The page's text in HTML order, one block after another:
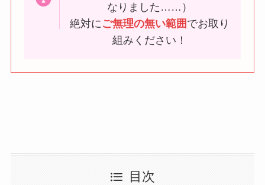
なりました……）
絶対に ご無理の無い範囲 でお取り
組みください！
目次